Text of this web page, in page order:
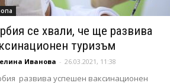
се хвали, че ще развива
туризъм
Иванова - 26.03.2021, 11:38
развива успешен ваксинационен